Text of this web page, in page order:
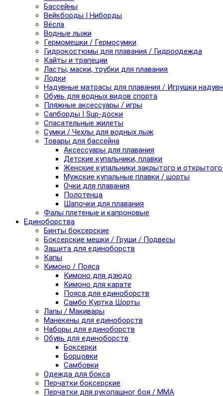
Бассейны
Вейкборды I Ниборды
Вёсла
Водные лыжи
Гермомешки / Гермосумки
Гидрокостюмы для плавания / Гидроодежда
Кайты и трапеции
Ласты, маски, трубки для плавания
Лодки
Надувные матрасы для плавания / Игрушки
Обувь для водных видов спорта
Пляжные аксессуары / игры
Сапборды I Sup-доски
Спасательные жилеты
Сумки / Чехлы для водных лыж
Товары для бассейна
Аксессуары для плавания
Детские купальники, плавки
Женские купальники закрытого и
Мужские купальные плавки / шорты
Очки для плавания
Полотенца
Шапочки для плавания
Фалы плетеные и капроновые
Единоборства
Бинты боксерские
Боксерские мешки / Груши / Подвесы
Защита для единоборств
Капы
Кимоно / Пояса
Кимоно для дзюдо
Кимоно для карате
Пояса для единоборств
Самбо Куртка Шорты
Лапы / Макивары
Манекены для единоборств
Наборы для единоборств
Обувь для единоборств
Боксерки
Борцовки
Самбовки
Одежда для бокса
Перчатки боксерские
Перчатки для рукопашног боя / ММА